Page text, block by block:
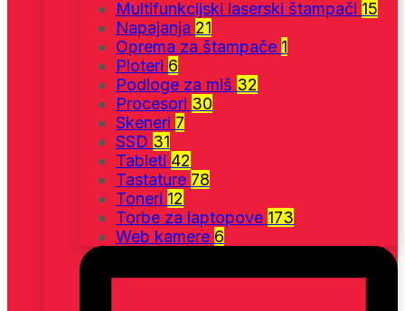
Multifunkcijski laserski štampači 15
Napajanja 21
Oprema za štampače 1
Ploteri 6
Podloge za miš 32
Procesori 30
Skeneri 7
SSD 31
Tableti 42
Tastature 78
Toneri 12
Torbe za laptopove 173
Web kamere 6